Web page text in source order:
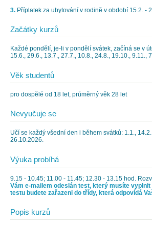
3.Příplatek za ubytování v rodině v období 15.2. -
Začátky kurzů
Každé pondělí, je-li v pondělí svátek, začíná se v
15.6., 29.6., 13.7., 27.7., 10.8., 24.8., 19.10., 9.11.,
Věk studentů
pro dospělé od 18 let, průměrný věk 28 let
Nevyučuje se
Učí se každý všední den i během svátků: 1.1.,
26.10.2026.
Výuka probíhá
9.15 - 10.45; 11.00 - 11.45; 12.30 - 13.15 hod.
Vám e-mailem odeslán test, který musíte
testu budete zařazeni do třídy, která odpovídá
Popis kurzů